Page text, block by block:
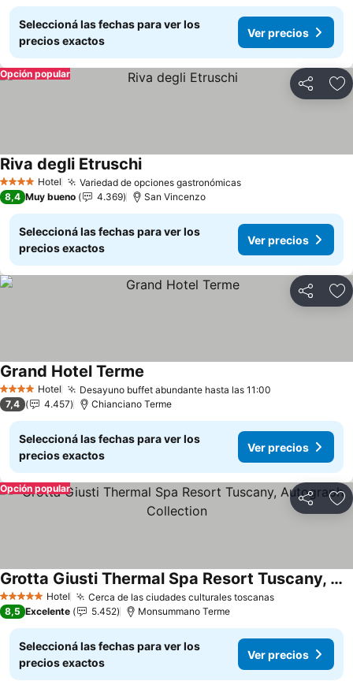
Seleccioná las fechas para ver los
precios exactos
Ver precios
Compartir
Opción popular
4 EstrellasHotel Variedad de opciones gastronómicasVer precios
Riva degli EtruschiVer precios
8,4 Muy bueno 4.369 San Vincenzo
Seleccioná las fechas para ver los
precios exactos
Ver precios
Compartir
4 EstrellasHotel Desayuno buffet abundante hasta las 11:00
Grand Hotel Terme
7,4 4.457 Chianciano Terme
Seleccioná las fechas para ver los
precios exactos
Ver precios
Compartir
Opción popular
5 Estrellas Hotel Cerca de las ciudades culturales toscanasVer precios
Grotta Giusti Thermal Spa Resort Tuscany, Autograph Collection
Ver precios
8,5 Excelente 5.452 Monsummano Terme
Seleccioná las fechas para ver los
precios exactos
Ver precios